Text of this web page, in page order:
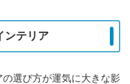
ンテリア
選び方が運気に大きな影